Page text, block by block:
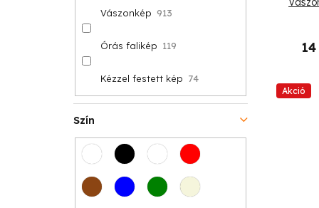
Vászonkép 913
Órás falikép 119
Kézzel festett kép 74
Szín
Akció